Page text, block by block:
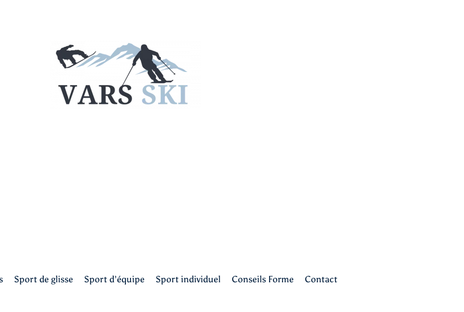
Sport de glisse Sport d’équipe Sport individuel Conseils Forme Contact